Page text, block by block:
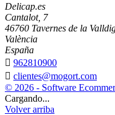
Delicap.es
Cantalot, 7
46760 Tavernes de la
València
España
 962810900
 clientes@mogort.com
© 2026 - Software
Cargando...
Volver arriba